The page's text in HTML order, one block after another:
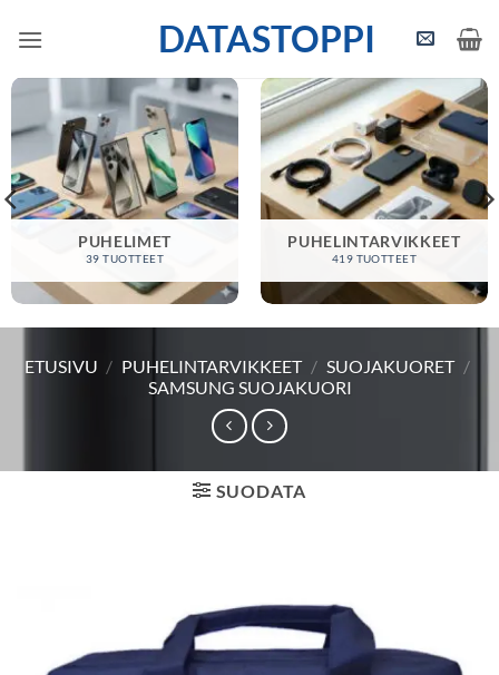
DATASTOPPI
PUHELIMET
39 TUOTTEET
PUHELINTARVIKKEET
419 TUOTTEET
ETUSIVU / PUHELINTARVIKKEET / SUOJAKUORET /
SAMSUNG SUOJAKUORI
SUODATA